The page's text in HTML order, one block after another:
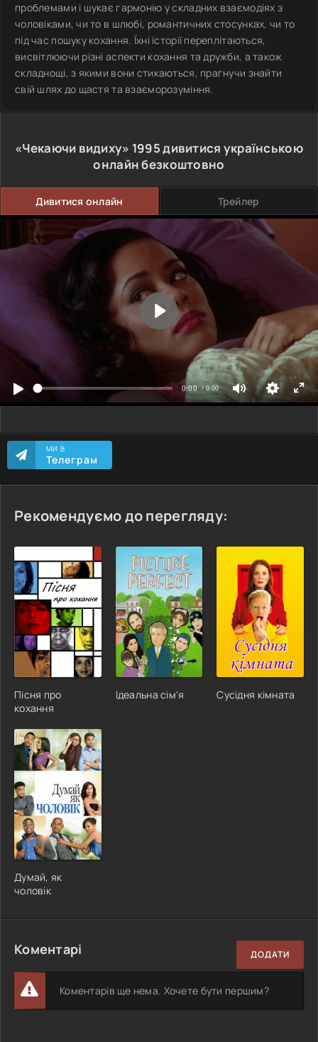
проблемами і шукає гармонію у складних взаємодіях з
чоловіками, чи то в шлюбі, романтичних стосунках, чи то
під час пошуку кохання. Їхні історії переплітаються,
висвітлюючи різні аспекти кохання та дружби, а також
складнощі, з якими вони стикаються, прагнучи знайти
свій шлях до щастя та взаєморозуміння.
«Чекаючи видиху» 1995дивитися українською
онлайн безкоштовно
Дивитися онлайн Трейлер
МИ В
Телеграм
Рекомендуємо до перегляду:
Пісня про
кохання
Ідеальна сім'я Сусідня кімната
Думай, як
чоловік
Коментарі ДОДАТИ
Коментарів ще нема. Хочете бути першим?